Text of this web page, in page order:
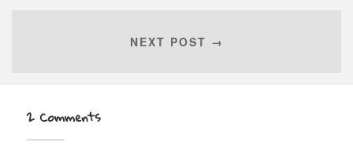
NEXT POST →
2 Comments